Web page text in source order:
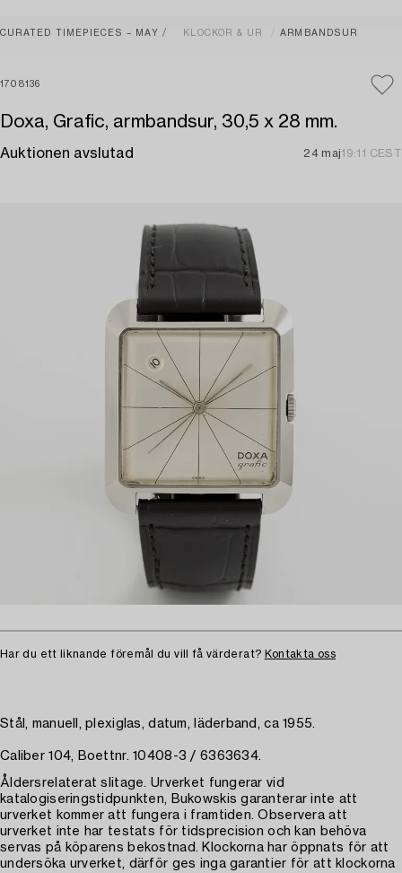
CURATED TIMEPIECES – MAY KLOCKOR & UR ARMBANDSUR
1708136
Doxa, Grafic, armbandsur, 30,5 x 28 mm.
Auktionen avslutad 24 maj19:11 CEST
Har du ett liknande föremål du vill få värderat? Kontakta oss
Stål, manuell, plexiglas, datum, läderband, ca 1955.
Caliber 104, Boettnr. 10408-3 / 6363634.
Åldersrelaterat slitage. Urverket fungerar vid
katalogiseringstidpunkten, Bukowskis garanterar inte att
urverket kommer att fungera i framtiden. Observera att
urverket inte har testats för tidsprecision och kan behöva
servas på köparens bekostnad. Klockorna har öppnats för att
undersöka urverket, därför ges inga garantier för att klockorna